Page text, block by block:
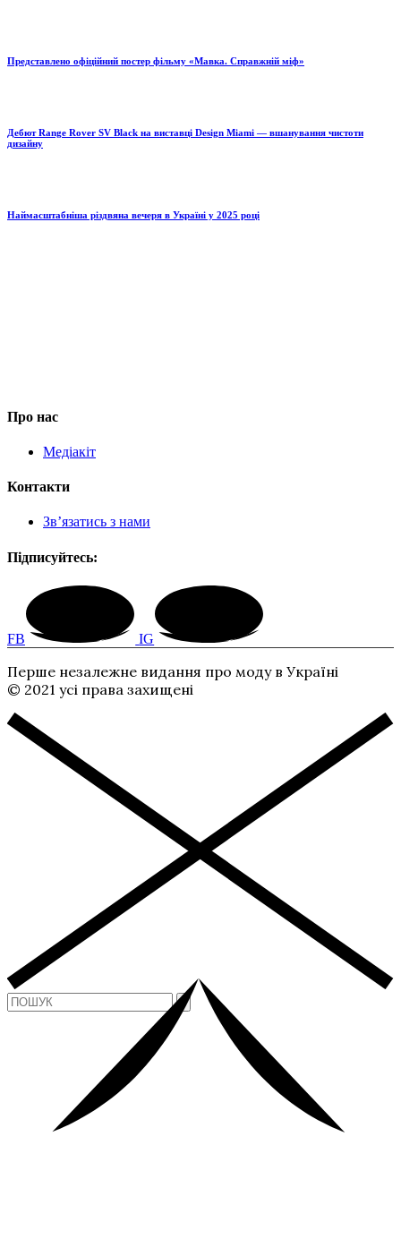
Представлено офіційний постер фільму «Мавка. Справжній міф»
Дебют Range Rover SV Black на виставці Design Miami — вшанування чистоти
дизайну
Наймасштабніша різдвяна вечеря в Україні у 2025 році
Про нас
Медіакіт
Контакти
Зв’язатись з нами
Підписуйтесь:
FB IG
Перше незалежне видання про моду в Україні
© 2021 усі права захищені